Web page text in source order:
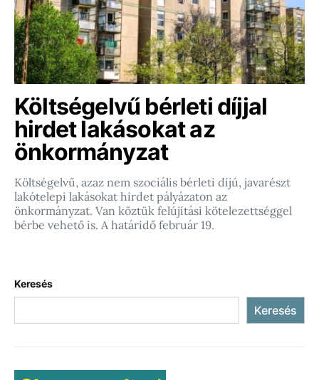
Költségelvű bérleti díjjal
hirdet lakásokat az
önkormányzat
Költségelvű, azaz nem szociális bérleti díjú, javarészt
lakótelepi lakásokat hirdet pályázaton az
önkormányzat. Van köztük felújítási kötelezettséggel
bérbe vehető is. A határidő február 19.
Keresés
Keresés